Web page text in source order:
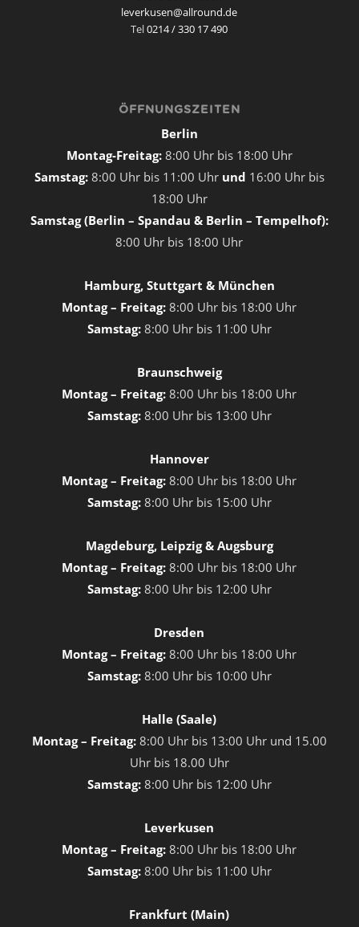
leverkusen@allround.de
Tel0214 / 330 17 490
ÖFFNUNGSZEITEN
Berlin
Montag-Freitag: 8:00 Uhr bis 18:00 Uhr
Samstag: 8:00 Uhr bis 11:00 Uhr und 16:00 Uhr bis
18:00 Uhr
Samstag (Berlin – Spandau & Berlin – Tempelhof):
8:00 Uhr bis 18:00 Uhr
Hamburg, Stuttgart & München
Montag – Freitag:8:00 Uhr bis 18:00 Uhr
Samstag:8:00 Uhr bis 11:00 Uhr
Braunschweig
Montag – Freitag:8:00 Uhr bis 18:00 Uhr
Samstag: 8:00 Uhr bis 13:00 Uhr
Hannover
Montag – Freitag:8:00 Uhr bis 18:00 Uhr
Samstag: 8:00 Uhr bis 15:00 Uhr
Magdeburg, Leipzig & Augsburg
Montag – Freitag:8:00 Uhr bis 18:00 Uhr
Samstag: 8:00 Uhr bis 12:00 Uhr
Dresden
Montag – Freitag:8:00 Uhr bis 18:00 Uhr
Samstag: 8:00 Uhr bis 10:00 Uhr
Halle (Saale)
Montag – Freitag: 8:00 Uhr bis 13:00 Uhr und 15.00
Uhr bis 18.00 Uhr
Samstag: 8:00 Uhr bis 12:00 Uhr
Leverkusen
Montag – Freitag:8:00 Uhr bis 18:00 Uhr
Samstag: 8:00 Uhr bis 11:00 Uhr
Frankfurt (Main)